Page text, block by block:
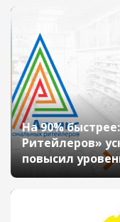
На 90%
Ритейлеров»
повысил